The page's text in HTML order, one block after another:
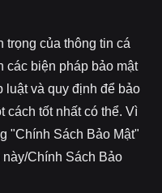
trọng của thông tin cá
các biện pháp bảo mật
luật và quy định để bảo
cách tốt nhất có thể. Vì
"Chính Sách Bảo Mật"
Chính Sách Bảo